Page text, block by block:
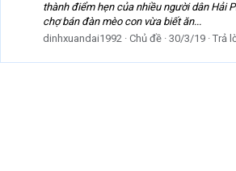
thành điểm hẹn của nhiều người dân Hải
chợ bán đàn mèo con vừa biết ăn...
dinhxuandai1992 Chủ đề 30/3/19 Trả